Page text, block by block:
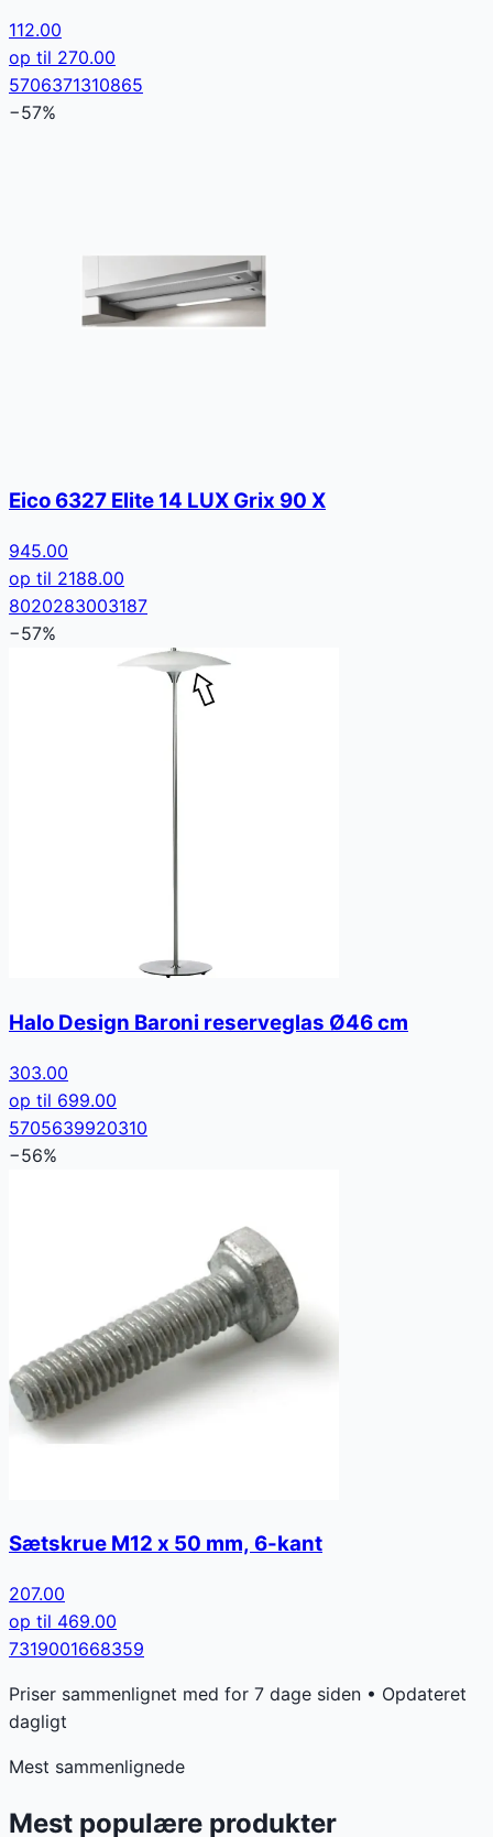
112.00
op til 270.00
5706371310865
−57%
Eico 6327 Elite 14 LUX Grix 90 X
945.00
op til 2188.00
8020283003187
−57%
Halo Design Baroni reserveglas Ø46 cm
303.00
op til 699.00
5705639920310
−56%
Sætskrue M12 x 50 mm, 6-kant
207.00
op til 469.00
7319001668359
Priser sammenlignet med for 7 dage siden • Opdateret
dagligt
Mest sammenlignede
Mest populære produkter